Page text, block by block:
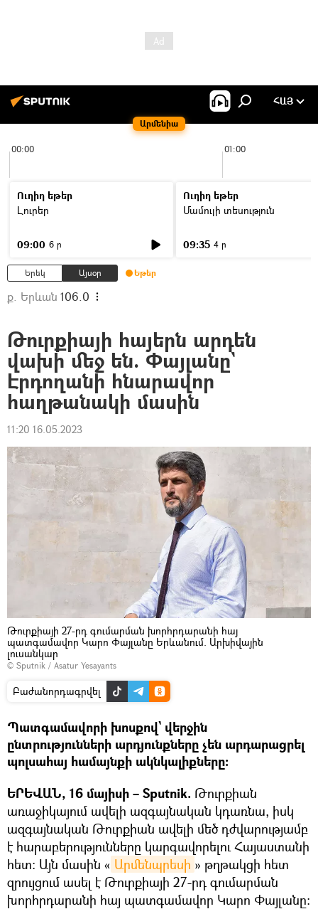
Արմենիա
ՀԱՅ
00:00 01:00
Ուղիղ եթեր
Լուրեր
09:00 6 ր
Ուղիղ եթեր
Մամուլի տեսություն
09:35 4 ր
Երեկ Այսօր Եթեր
ք. Երևան 106.0
Թուրքիայի հայերն արդեն
վախի մեջ են. Փայլանը`
Էրդողանի հնարավոր
հաղթանակի մասին
11:20 16.05.2023
Թուրքիայի 27-րդ գումարման խորհրդարանի հայ
պատգամավոր Կարո Փայլանը Երևանում. Արխիվային
լուսանկար
© Sputnik / Asatur Yesayants
Բաժանորդագրվել
Պատգամավորի խոսքով` վերջին
ընտրությունների արդյունքները չեն արդարացրել
պոլսահայ համայնքի ակնկալիքները։
ԵՐԵՎԱՆ, 16 մայիսի – Sputnik. Թուրքիան
առաջիկայում ավելի ազգայնական կդառնա, իսկ
ազգայնական Թուրքիան ավելի մեծ դժվարությամբ
է հարաբերությունները կարգավորելու Հայաստանի
հետ։ Այն մասին « Արմենպրեսի » թղթակցի հետ
զրույցում ասել է Թուրքիայի 27-րդ գումարման
խորհրդարանի հայ պատգամավոր Կարո Փայլանը։